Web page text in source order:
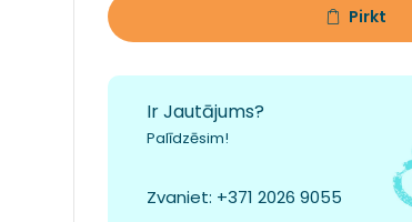
Pirkt
Ir Jautājums?
Palīdzēsim!
Zvaniet: +371 2026 9055